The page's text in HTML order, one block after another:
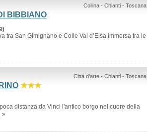
Collina - Chianti - Toscana
BIBBIANO
tra San Gimignano e Colle Val d’Elsa immersa tra le
Città d'arte - Chianti - Toscana
★★★
distanza da Vinci l'antico borgo nel cuore della
»